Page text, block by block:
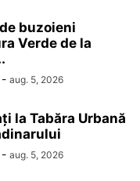
buzoieni
Verde de la
- aug. 5, 2026
la Tabăra Urbană
- aug. 5, 2026